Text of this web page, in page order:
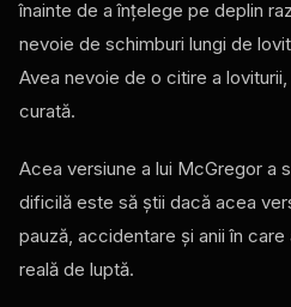
înainte de a înțelege pe deplin
nevoie de schimburi lungi de
Avea nevoie de o citire a
curată.
Acea versiune a lui McGregor a
dificilă este să știi dacă acea
pauză, accidentare și anii în
reală de luptă.